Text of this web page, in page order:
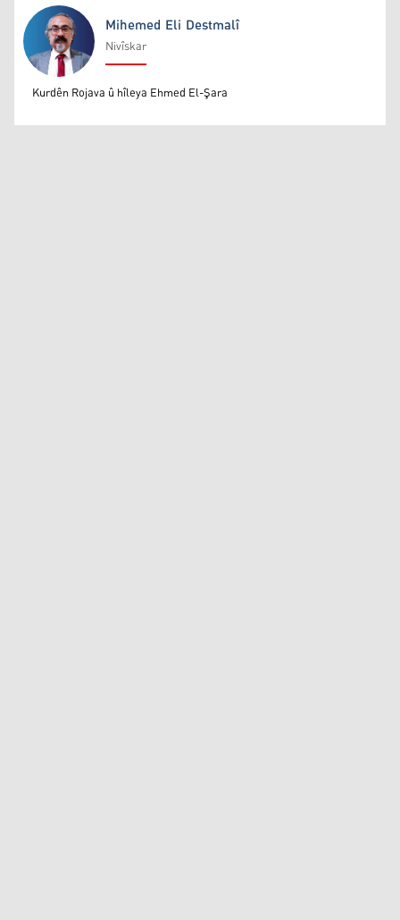
Mihemed Eli Destmalî
Mihemed Eli Destmalî
Nivîskar
Kurdên Rojava û hîleya Ehmed El-Şara